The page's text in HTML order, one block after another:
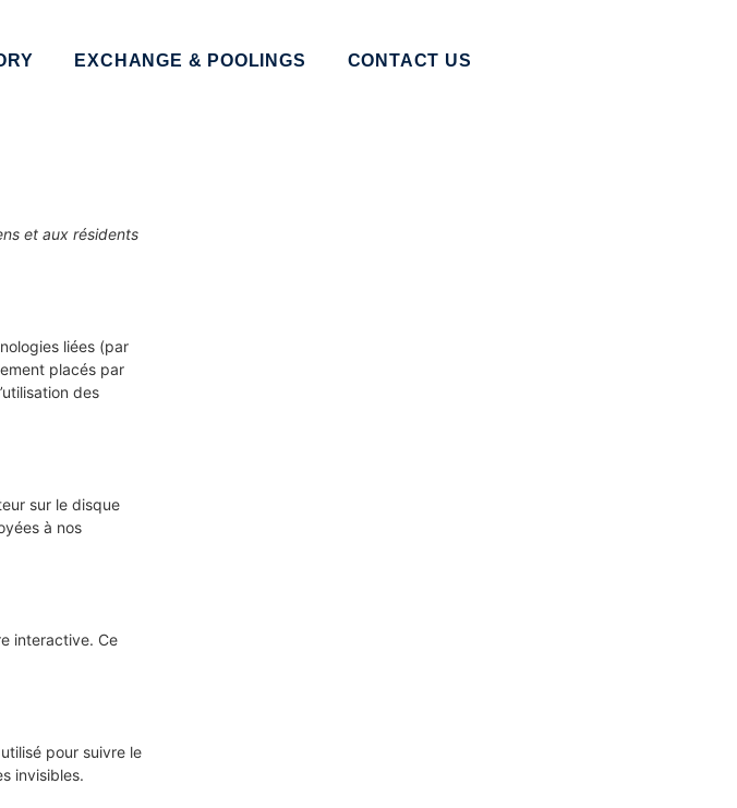
EXCHANGE & POOLINGS CONTACT US
et aux résidents
liées (par
placés par
des
sur le disque
à nos
interactive. Ce
pour suivre le
invisibles.